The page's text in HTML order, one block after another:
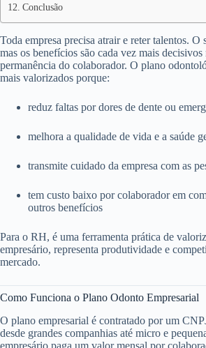
Conclusão
Toda empresa precisa atrair e reter talentos. O
mas os benefícios são cada vez mais decisivos
permanência do colaborador. O plano
mais valorizados porque:
reduz faltas por dores de dente ou
melhora a qualidade de vida e a saúde
transmite cuidado da empresa com as
tem custo baixo por colaborador em
outros benefícios
Para o RH, é uma ferramenta prática de
empresário, representa produtividade e
mercado.
Como Funciona o Plano Odonto Empresarial
O plano empresarial é contratado por um
desde grandes companhias até micro e
empresário paga um valor mensal por